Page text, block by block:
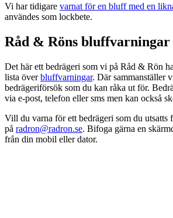
Vi har tidigare varnat för en bluff med en
användes som lockbete.
Råd & Röns bluffvarningar
Det här ett bedrägeri som vi på Råd & Rön
lista överbluffvarningar. Där sammanställer
bedrägeriförsök som du kan råka ut för.
via e-post, telefon eller sms men kan också
Vill du varna för ett bedrägeri som du utsatts
på radron@radron.se. Bifoga gärna en
från din mobil eller dator.